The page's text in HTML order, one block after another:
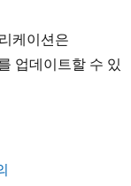
케이션은
업데이트할 수 있